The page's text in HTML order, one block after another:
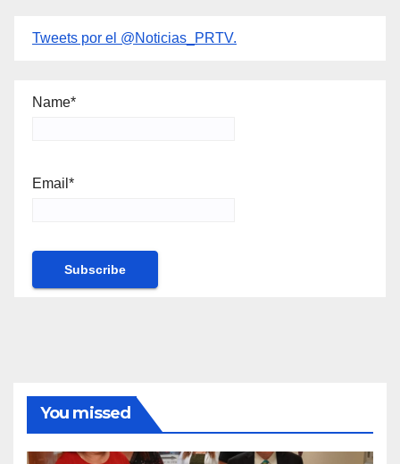
Tweets por el @Noticias_PRTV.
Name*
Email*
You missed